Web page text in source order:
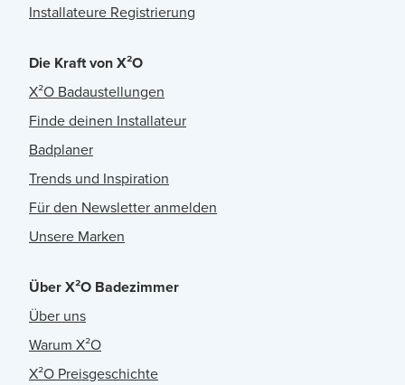
Installateure Registrierung
Die Kraft von X²O
X²O Badaustellungen
Finde deinen Installateur
Badplaner
Trends und Inspiration
Für den Newsletter anmelden
Unsere Marken
Über X²O Badezimmer
Über uns
Warum X²O
X²O Preisgeschichte